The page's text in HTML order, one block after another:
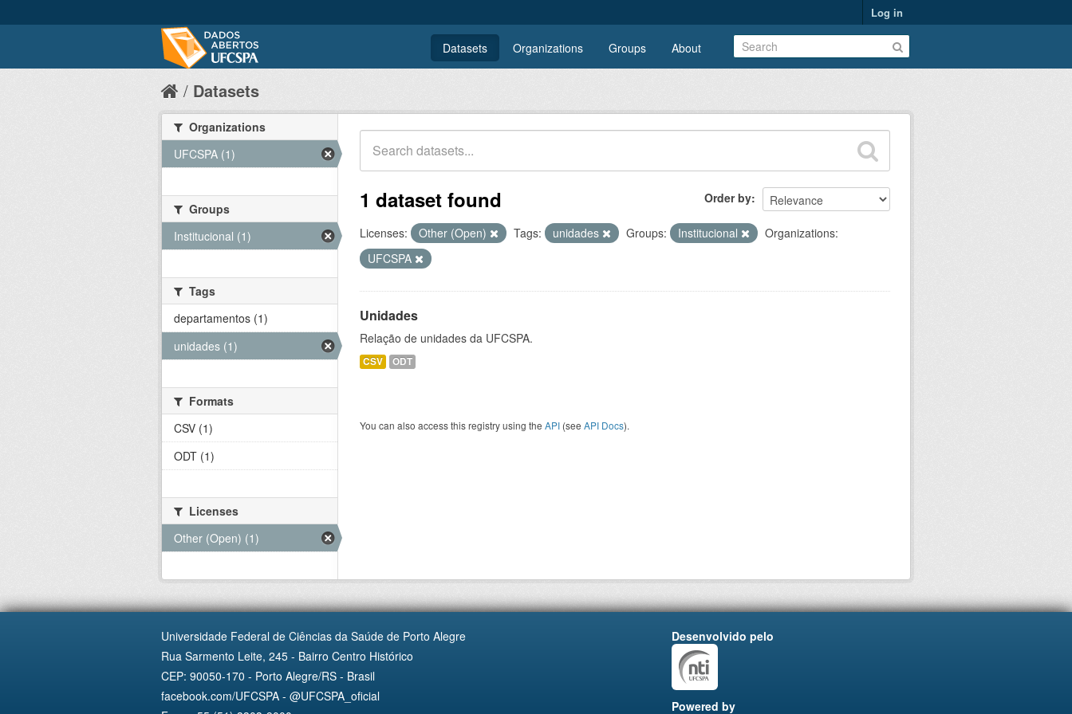
Log in
Datasets Organizations Groups About
Datasets
Order by
1 dataset found
Licenses: Other (Open) Tags: unidades Groups: Institucional
Organizations:
UFCSPA
Unidades
Relação de unidades da UFCSPA.
CSV ODT
You can also access this registry using the API (see API Docs).
Organizations
UFCSPA (1)
Groups
Institucional (1)
Tags
departamentos (1)
unidades (1)
Formats
CSV (1)
ODT (1)
Licenses
Other (Open) (1)
Universidade Federal de Ciências da Saúde de Porto Alegre
Rua Sarmento Leite, 245 - Bairro Centro Histórico
CEP: 90050-170 - Porto Alegre/RS - Brasil
facebook.com/UFCSPA - @UFCSPA_oficial
Desenvolvido pelo
Powered by